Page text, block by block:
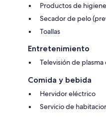
Productos de
Secador de pelo
Toallas
Entretenimiento
Televisión de
Comida y bebida
Hervidor eléctrico
Servicio de